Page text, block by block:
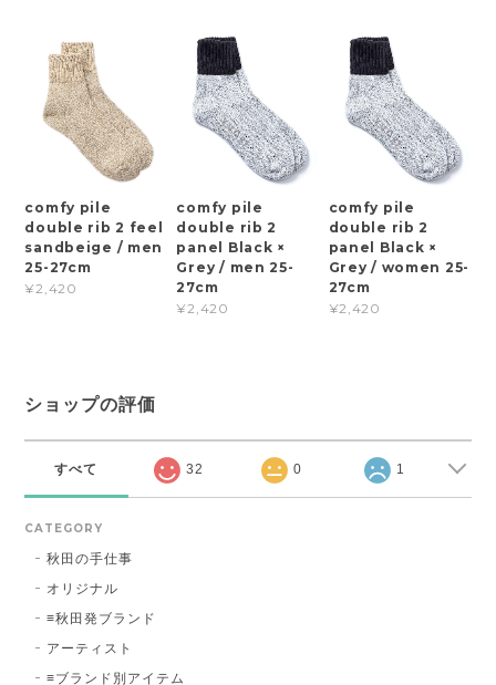
comfy pile
double rib 2 feel
sandbeige / men
25-27cm
¥2,420
comfy pile
double rib 2
panel Black ×
Grey / men 25-
27cm
¥2,420
comfy pile
double rib 2
panel Black ×
Grey / women 25-
27cm
¥2,420
ショップの評価
すべて 32 0 1
CATEGORY
秋田の手仕事
オリジナル
≡秋田発ブランド
アーティスト
≡ブランド別アイテム